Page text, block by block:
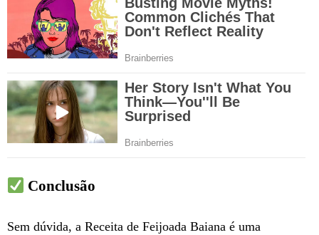
Conclusão
Sem dúvida, a Receita de Feijoada Baiana é uma